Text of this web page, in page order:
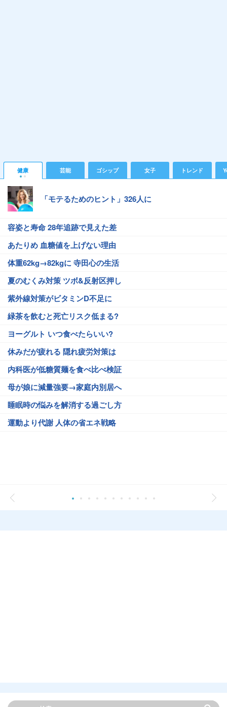
健康 芸能 ゴシップ 女子 トレンド
「モテるためのヒント」326人に
容姿と寿命 28年追跡で見えた差
あたりめ 血糖値を上げない理由
体重62kg→82kgに 寺田心の生活
夏のむくみ対策 ツボ&反射区押し
紫外線対策がビタミンD不足に
緑茶を飲むと死亡リスク低まる?
ヨーグルト いつ食べたらいい?
休みだが疲れる 隠れ疲労対策は
内科医が低糖質麺を食べ比べ検証
母が娘に減量強要→家庭内別居へ
睡眠時の悩みを解消する過ごし方
運動より代謝 人体の省エネ戦略